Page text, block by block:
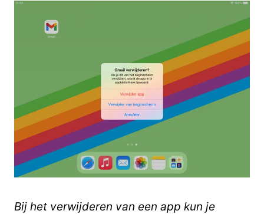
Bij het verwijderen van een app kun je